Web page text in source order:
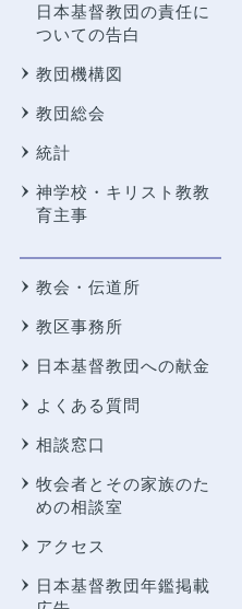
日本基督教団の責任に
ついての告白
教団機構図
教団総会
統計
神学校・キリスト教教
育主事
教会・伝道所
教区事務所
日本基督教団への献金
よくある質問
相談窓口
牧会者とその家族のた
めの相談室
アクセス
日本基督教団年鑑掲載